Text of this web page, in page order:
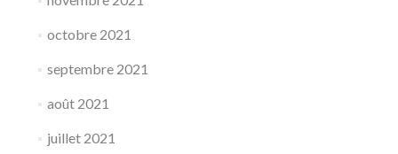
octobre 2021
septembre 2021
août 2021
juillet 2021